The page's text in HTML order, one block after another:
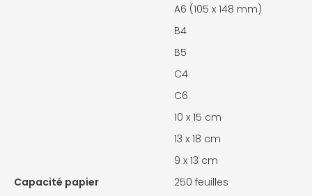
A6 (105 x 148 mm)
B4
B5
C4
C6
10 x 15 cm
13 x 18 cm
9 x 13 cm
Capacité papier
250 feuilles